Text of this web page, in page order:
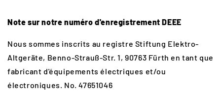
Note sur notre numéro d'enregistrement DEEE
Nous sommes inscrits au registre Stiftung Elektro-
Altgeräte, Benno-Strauß-Str. 1, 90763 Fürth en tant que
fabricant d'équipements électriques et/ou
électroniques. No. 47651046